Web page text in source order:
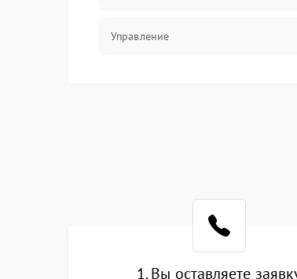
Управление
Электроника/Оптика
1. Вы оставляете